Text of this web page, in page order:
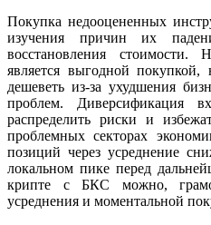
Покупка недооцененных
изучения причин их
восстановления
является выгодной покупкой,
дешеветь из-за ухудшения
проблем. Диверсификация
распределить риски и
проблемных секторах
позиций через усреднение
локальном пике перед
крипте с БКС можно,
усреднения и моментальной